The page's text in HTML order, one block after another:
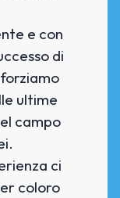
e con
di
ultime
campo
ci
coloro